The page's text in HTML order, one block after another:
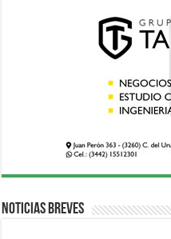
Noticias breves